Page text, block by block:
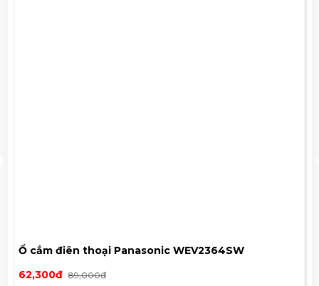
Ổ cắm điên thoại Panasonic WEV2364SW
62,300đ 89,000đ